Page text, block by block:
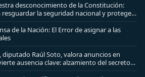
desconocimiento de la Constitución:
la seguridad nacional y proteger
de la Nación: El Error de asignar a las
diputado Raúl Soto, valora anuncios en
ausencia clave: alzamiento del secreto